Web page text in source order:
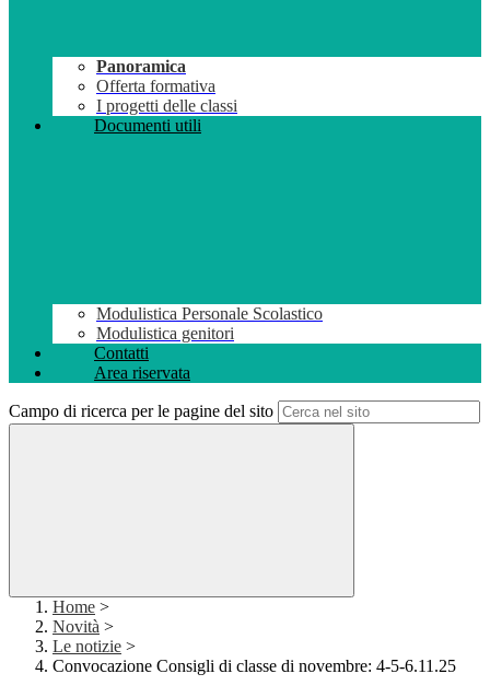
Panoramica
Offerta formativa
I progetti delle classi
Documenti utili
Modulistica Personale Scolastico
Modulistica genitori
Contatti
Area riservata
Campo di ricerca per le pagine del sito
Home >
Novità >
Le notizie >
Convocazione Consigli di classe di novembre: 4-5-6.11.25